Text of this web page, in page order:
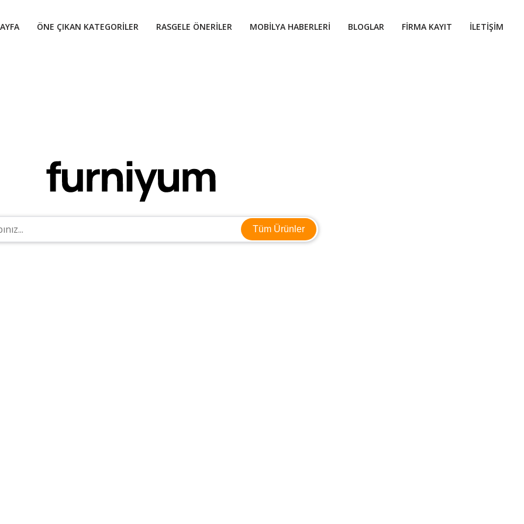
ÖNE ÇIKAN KATEGORILER RASGELE ÖNERILER MOBILYA HABERLERI BLOGLAR FIRMA KAYIT İLETIŞIM
Tüm Ürünler